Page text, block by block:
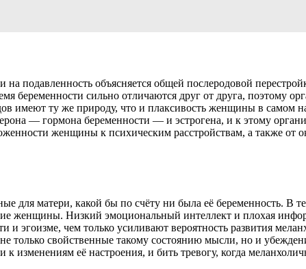
на подавленность объясняется общей послеродовой
беременности сильно отличаются друг от друга, поэтому
имеют ту же природу, что и плаксивость женщины в самом
— гормона беременности — и эстрогена, и к этому
женщины к психическим расстройствам, а также от
матери, какой бы по счёту ни была её беременность. В
женщины. Низкий эмоциональный интеллект и плохая
и эгоизме, чем только усиливают вероятность развития
только свойственные такому состоянию мысли, но и
её настроения, и бить тревогу, когда